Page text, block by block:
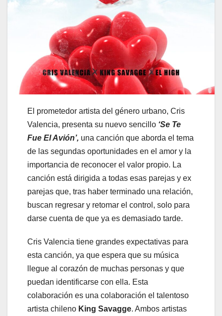
El prometedor artista del género urbano, Cris
Valencia, presenta su nuevo sencillo ‘Se Te
Fue El Avión’, una canción que aborda el tema
de las segundas oportunidades en el amor y la
importancia de reconocer el valor propio. La
canción está dirigida a todas esas parejas y ex
parejas que, tras haber terminado una relación,
buscan regresar y retomar el control, solo para
darse cuenta de que ya es demasiado tarde.
Cris Valencia tiene grandes expectativas para
esta canción, ya que espera que su música
llegue al corazón de muchas personas y que
puedan identificarse con ella. Esta
colaboración es una colaboración el talentoso
artista chileno King Savagge. Ambos artistas